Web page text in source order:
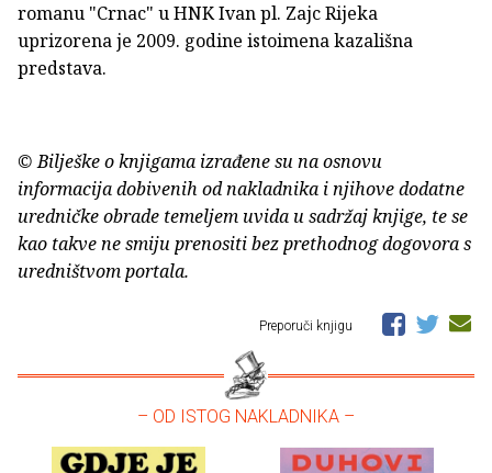
romanu "Crnac" u HNK Ivan pl. Zajc Rijeka
uprizorena je 2009. godine istoimena kazališna
predstava.
© Bilješke o knjigama izrađene su na osnovu
informacija dobivenih od nakladnika i njihove dodatne
uredničke obrade temeljem uvida u sadržaj knjige, te se
kao takve ne smiju prenositi bez prethodnog dogovora s
uredništvom portala.
Preporuči knjigu
– OD ISTOG NAKLADNIKA –